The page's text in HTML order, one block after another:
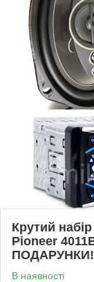
Крутий
Pioneer
ПОДАРУНКИ!
В наявності